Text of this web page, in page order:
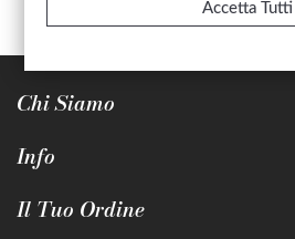
Chi Siamo
Info
Il Tuo Ordine
Accetta Tutti